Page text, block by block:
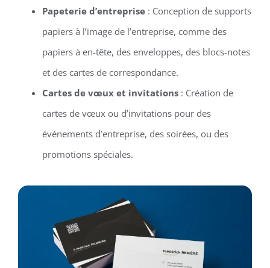
Papeterie d’entreprise: Conception de supports
papiers à l’image de l’entreprise, comme des
papiers à en-tête, des enveloppes, des blocs-notes
et des cartes de correspondance.
Cartes de vœux et invitations: Création de
cartes de vœux ou d’invitations pour des
événements d’entreprise, des soirées, ou des
promotions spéciales.